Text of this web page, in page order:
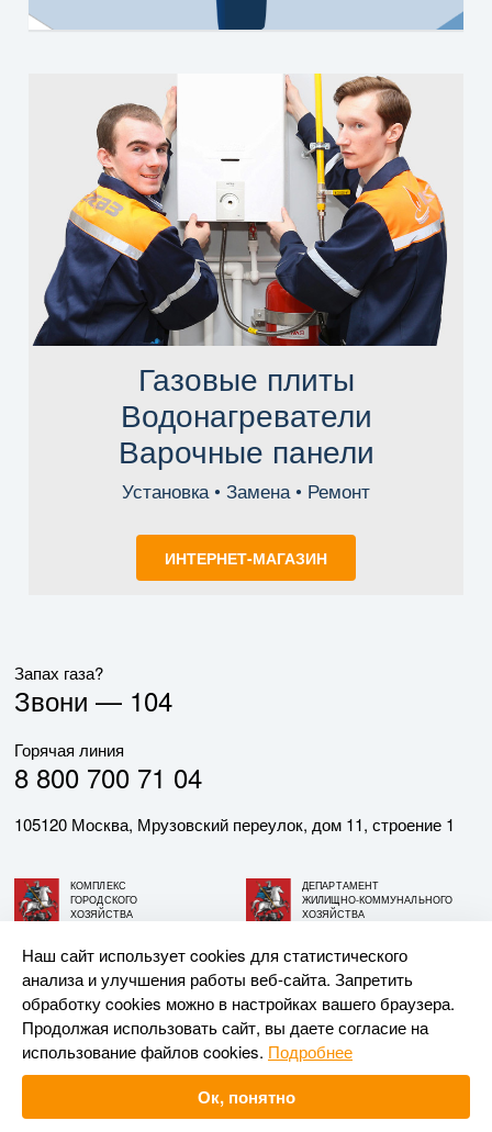
Газовые плиты
Водонагреватели
Варочные панели
Установка • Замена • Ремонт
ИНТЕРНЕТ-МАГАЗИН
Запах газа?
Звони — 104
Горячая линия
8 800 700 71 04
105120 Москва, Мрузовский переулок, дом 11, строение 1
КОМПЛЕКС
ГОРОДСКОГО
ХОЗЯЙСТВА
ДЕПАРТАМЕНТ
ЖИЛИЩНО-КОММУНАЛЬНОГО
ХОЗЯЙСТВА
© АО «МОСГАЗ», 2026. При использовании материалов
ссылка на сайт обязательна.
Разработка и поддержка —Upriver
Наш сайт использует cookies для статистического
анализа и улучшения работы веб-сайта. Запретить
обработку cookies можно в настройках вашего браузера.
Продолжая использовать сайт, вы даете согласие на
использование файлов cookies. Подробнее
Ок, понятно